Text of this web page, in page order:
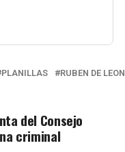
PLANILLAS RUBEN DE LEON
del Consejo
criminal